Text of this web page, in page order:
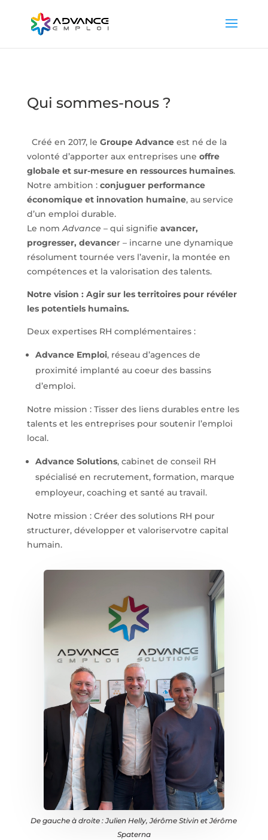
Qui sommes-nous ?
Créé en 2017, le Groupe Advanceest né de la
volonté d’apporter aux entreprises une offre
globale et sur-mesure en ressources humaines.
Notre ambition :conjuguer performance
économique et innovation humaine, au service
d’un emploi durable.
Le nomAdvance – qui signifie avancer,
progresser, devancer – incarne une dynamique
résolument tournée vers l’avenir, la montée en
compétences et la valorisation des talents.
Notre vision : Agir sur les territoires pour révéler
les potentiels humains.
Deux expertises RH complémentaires :
Advance Emploi, réseau d’agences de
proximité implanté au coeur des bassins
d’emploi.
Notre mission : Tisser des liens durables entre les
talents et les entreprises pour soutenir l’emploi
local.
Advance Solutions, cabinet de conseil RH
spécialisé en recrutement, formation, marque
employeur, coaching et santé au travail.
Notre mission : Créer des solutions RH pour
structurer, développer et valoriservotre capital
humain.
De gauche à droite : Julien Helly, Jérôme Stivin et Jérôme
Spaterna